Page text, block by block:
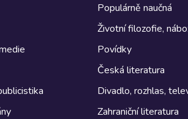
Populárně naučná
Životní filozofie,
Povídky
Česká literatura
Divadlo, rozhlas,
Zahraniční literatura